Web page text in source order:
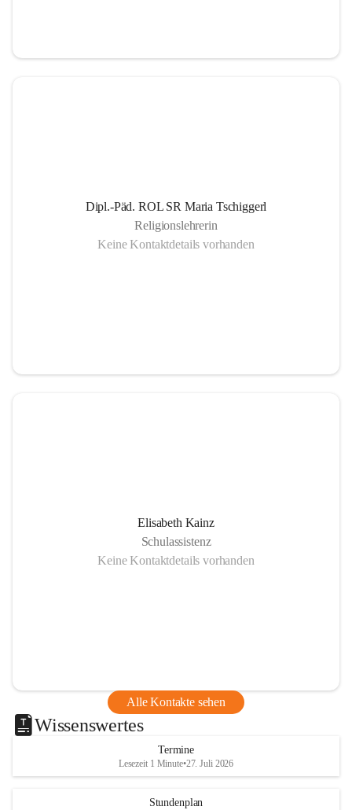
Dipl.-Päd. ROL SR Maria Tschiggerl
Religionslehrerin
Keine Kontaktdetails vorhanden
Elisabeth Kainz
Schulassistenz
Keine Kontaktdetails vorhanden
Alle Kontakte sehen
Wissenswertes
Termine
Lesezeit 1 Minute•27. Juli 2026
Stundenplan